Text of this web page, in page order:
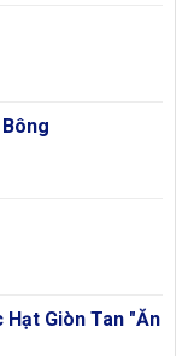
Hạt Giòn Tan "Ăn